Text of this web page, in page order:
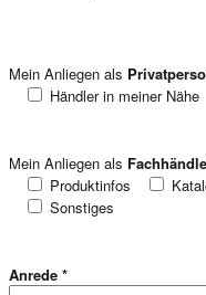
Mein Anliegen als
Händler in meiner Nähe
Mein Anliegen als
Produktinfos
Sonstiges
Anrede *